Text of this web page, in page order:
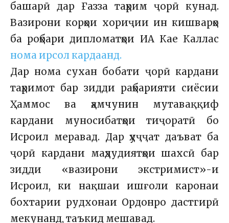
башарӣ дар Ғазза таҳрим ҷорӣ кунад.
Вазирони корҳои хориҷии ин кишварҳо
ба роҳбари дипломатҳои ИА Кае Каллас
нома ирсол кардаанд.
Дар нома сухан бобати ҷорӣ кардани
таҳримот бар зидди раҳбарияти сиёсии
Ҳаммос ва ҳамчунин мутаваққиф
кардани муносибатҳои тиҷоратӣ бо
Исроил меравад. Дар ҳуҷҷат даъват ба
ҷорӣ кардани маҳдудиятҳои шахсӣ бар
зидди «вазирони экстримист»-и
Исроил, ки нақшаи ишғоли каронаи
бохтарии рудхонаи Ордонро дастгирӣ
мекунанд, таъкид мешавад.